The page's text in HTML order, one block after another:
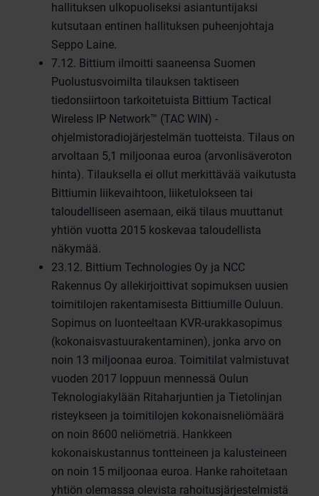
hallituksen ulkopuoliseksi asiantuntijaksi
kutsutaan entinen hallituksen puheenjohtaja
Seppo Laine.
7.12. Bittium ilmoitti saaneensa Suomen
Puolustusvoimilta tilauksen taktiseen
tiedonsiirtoon tarkoitetuista Bittium Tactical
Wireless IP Network™ (TAC WIN) -
ohjelmistoradiojärjestelmän tuotteista. Tilaus on
arvoltaan 5,1 miljoonaa euroa (arvonlisäveroton
hinta). Tilauksella ei ollut merkittävää vaikutusta
Bittiumin liikevaihtoon, liiketulokseen tai
taloudelliseen asemaan, eikä tilaus muuttanut
yhtiön vuotta 2015 koskevaa taloudellista
näkymää.
23.12. Bittium Technologies Oy ja NCC
Rakennus Oy allekirjoittivat sopimuksen uusien
toimitilojen rakentamisesta Bittiumille Ouluun.
Sopimus on luonteeltaan KVR-urakkasopimus
(kokonaisvastuurakentaminen), jonka arvo on
noin 13 miljoonaa euroa. Toimitilat valmistuvat
vuoden 2017 loppuun mennessä Oulun
Teknologiakylään Ritaharjuntien ja Tietolinjan
risteykseen ja toimitilojen kokonaisneliömäärä
on noin 8600 neliömetriä. Hankkeen
kokonaiskustannus tontteineen ja kalusteineen
on noin 15 miljoonaa euroa. Hanke rahoitetaan
yhtiön olemassa olevista rahoitusjärjestelmistä